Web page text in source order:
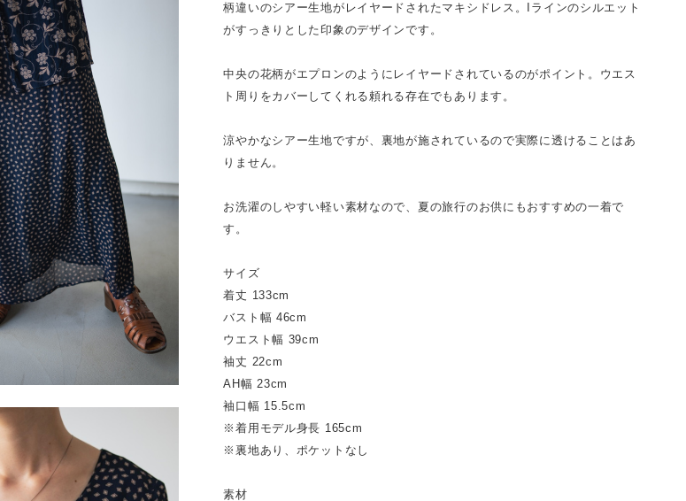
柄違いのシアー生地がレイヤードされたマキシドレス。Iラインのシルエット
がすっきりとした印象のデザインです。
中央の花柄がエプロンのようにレイヤードされているのがポイント。ウエス
ト周りをカバーしてくれる頼れる存在でもあります。
涼やかなシアー生地ですが、裏地が施されているので実際に透けることはあ
りません。
お洗濯のしやすい軽い素材なので、夏の旅行のお供にもおすすめの一着で
す。
サイズ
着丈 133cm
バスト幅 46cm
ウエスト幅 39cm
袖丈 22cm
AH幅 23cm
袖口幅 15.5cm
※着用モデル身長 165cm
※裏地あり、ポケットなし
素材